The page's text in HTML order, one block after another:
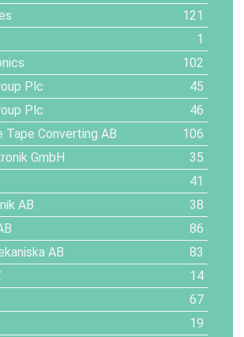
121
1
102
Plc
45
Plc
46
Tape Converting AB
106
GmbH
35
41
AB
38
86
AB
83
14
67
19